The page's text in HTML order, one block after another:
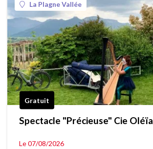
La Plagne Vallée
Gratuit
Spectacle "Précieuse" Cie Oléïa
Le 07/08/2026